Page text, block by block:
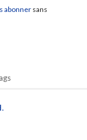
abonnersans